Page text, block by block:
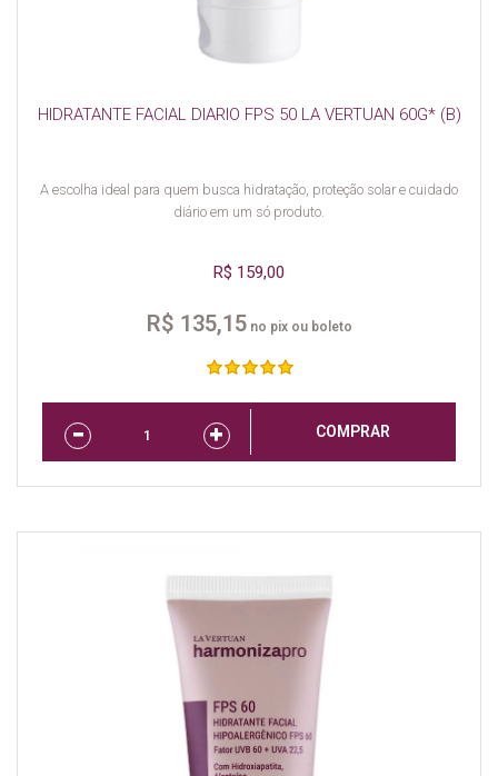
HIDRATANTE FACIAL DIARIO FPS 50 LA VERTUAN 60G* (B)
A escolha ideal para quem busca hidratação, proteção solar e cuidado
diário em um só produto.
R$ 159,00
R$ 135,15no pix ou boleto
COMPRAR